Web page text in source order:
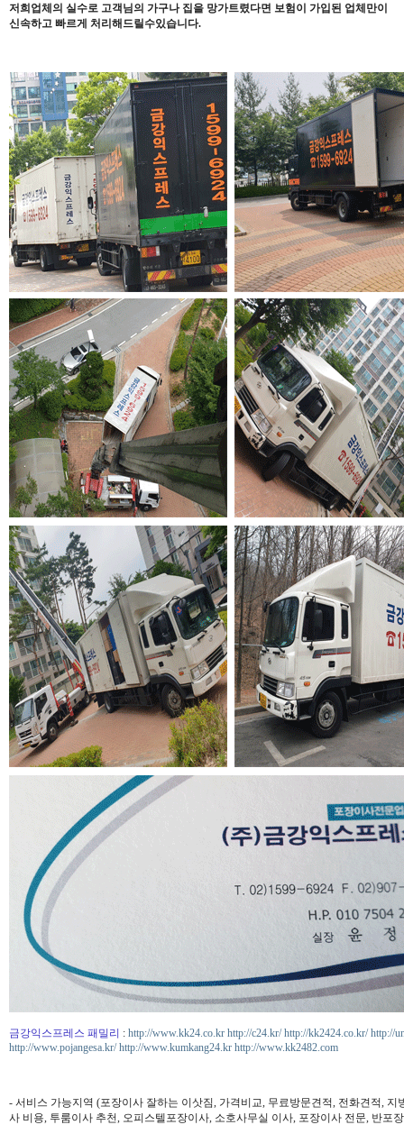
저희업체의 실수로 고객님의 가구나 집을 망가트렸다면 보험이 가입된 업체만이
신속하고 빠르게 처리해드릴수있습니다.
금강익스프레스 패밀리 : http://www.kk24.co.kr http://c24.kr/ http://kk2424.co.kr/ http://
http://www.pojangesa.kr/ http://www.kumkang24.kr http://www.kk2482.com
- 서비스 가능지역 (포장이사 잘하는 이삿짐, 가격비교, 무료방문견적, 전화견적,
사 비용, 투룸이사 추천, 오피스텔포장이사, 소호사무실 이사, 포장이사 전문, 반포